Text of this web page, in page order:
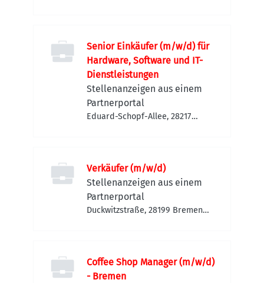
Senior Einkäufer (m/w/d) für
Hardware, Software und IT-
Dienstleistungen
Stellenanzeigen aus einem
Partnerportal
Eduard-Schopf-Allee, 28217
Verkäufer (m/w/d)
Stellenanzeigen aus einem
Partnerportal
Duckwitzstraße, 28199 Bremen-
Coffee Shop Manager (m/w/d)
- Bremen